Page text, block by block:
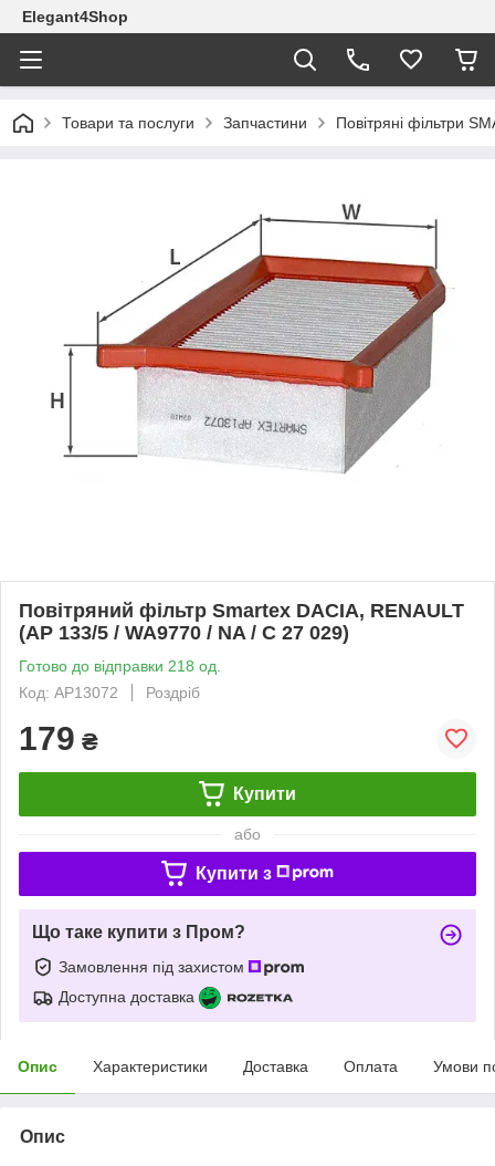
Elegant4Shop
Товари та послуги Запчастини Повітряні фільтри
Повітряний фільтр Smartex DACIA, RENAULT
(AP 133/5 / WA9770 / NA / C 27 029)
Готово до відправки 218 од.
Код: AP13072
Роздріб
179 ₴
Купити
або
Купити з
Що таке купити з Пром?
Замовлення під захистом
Доступна доставка
Опис Характеристики Доставка Оплата Умови
Опис